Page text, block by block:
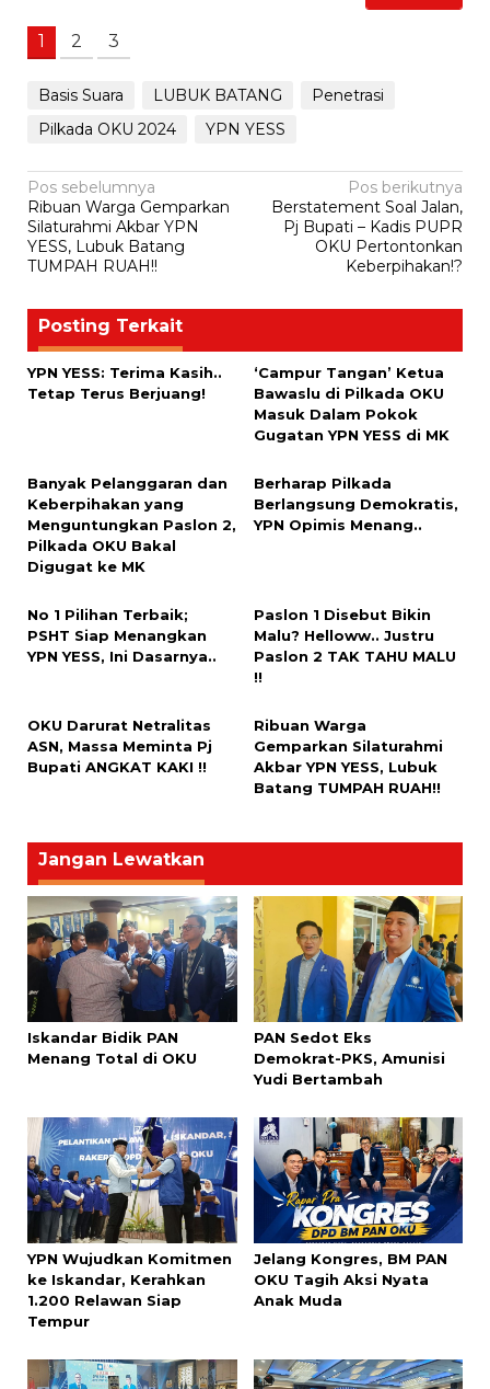
1 2 3
Basis Suara LUBUK BATANG
Penetrasi
Pilkada OKU 2024
YPN YESS
Navigasi
pos
Pos sebelumnya
Ribuan Warga Gemparkan
Silaturahmi Akbar YPN
YESS, Lubuk Batang
TUMPAH RUAH!!
Pos berikutnya
Berstatement Soal Jalan,
Pj Bupati – Kadis PUPR
OKU Pertontonkan
Keberpihakan!?
Posting Terkait
YPN YESS: Terima Kasih..
Tetap Terus Berjuang!
‘Campur Tangan’ Ketua
Bawaslu di Pilkada OKU
Masuk Dalam Pokok
Gugatan YPN YESS di MK
Banyak Pelanggaran dan
Keberpihakan yang
Menguntungkan Paslon 2,
Pilkada OKU Bakal
Digugat ke MK
Berharap Pilkada
Berlangsung Demokratis,
YPN Opimis Menang..
No 1 Pilihan Terbaik;
PSHT Siap Menangkan
YPN YESS, Ini Dasarnya..
Paslon 1 Disebut Bikin
Malu? Helloww.. Justru
Paslon 2 TAK TAHU MALU
!!
OKU Darurat Netralitas
ASN, Massa Meminta Pj
Bupati ANGKAT KAKI !!
Ribuan Warga
Gemparkan Silaturahmi
Akbar YPN YESS, Lubuk
Batang TUMPAH RUAH!!
Jangan Lewatkan
Iskandar Bidik PAN
Menang Total di OKU
PAN Sedot Eks
Demokrat-PKS, Amunisi
Yudi Bertambah
YPN Wujudkan Komitmen
ke Iskandar, Kerahkan
1.200 Relawan Siap
Tempur
Jelang Kongres, BM PAN
OKU Tagih Aksi Nyata
Anak Muda